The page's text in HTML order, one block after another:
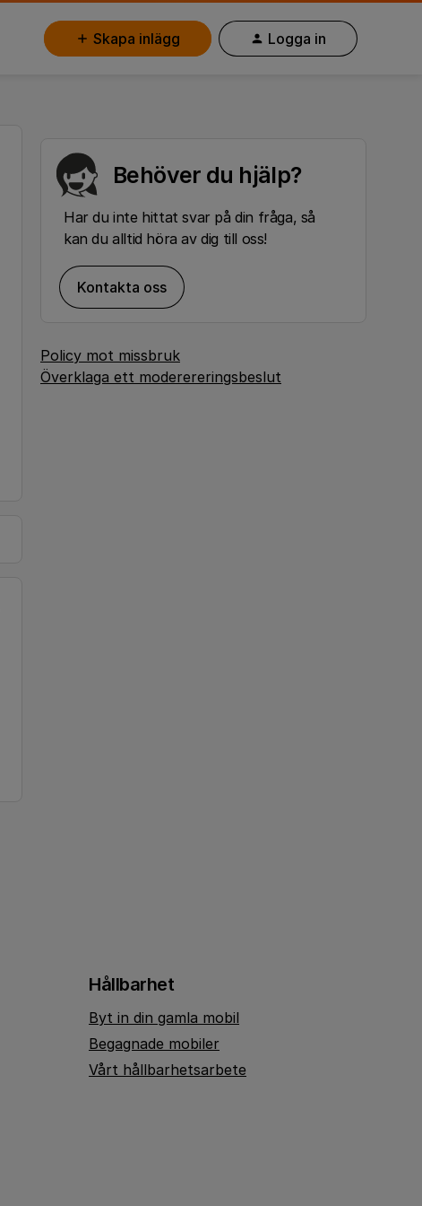
Skapa inlägg Logga in
Behöver du hjälp?
Har du inte hittat svar på din fråga, så
kan du alltid höra av dig till oss!
Kontakta oss
Policy mot missbruk
Överklaga ett moderereringsbeslut
Hållbarhet
Byt in din gamla mobil
Begagnade mobiler
Vårt hållbarhetsarbete